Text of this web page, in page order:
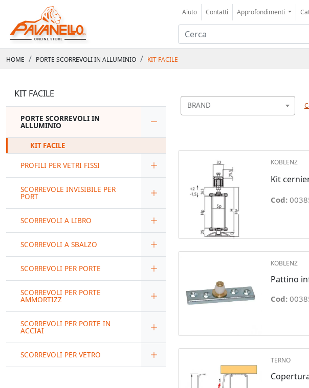
Aiuto Contatti Approfondimenti
HOME PORTE SCORREVOLI IN ALLUMINIO KIT FACILE
KIT FACILE
PORTE SCORREVOLI IN
ALLUMINIO
KIT FACILE
PROFILI PER VETRI FISSI
SCORREVOLE INVISIBILE PER
PORT
SCORREVOLI A LIBRO
SCORREVOLI A SBALZO
SCORREVOLI PER PORTE
SCORREVOLI PER PORTE
AMMORTIZZ
SCORREVOLI PER PORTE IN
ACCIAI
SCORREVOLI PER VETRO
BRAND
KOBLENZ
Kit
Cod:
KOBLENZ
Pattino
Cod:
TERNO